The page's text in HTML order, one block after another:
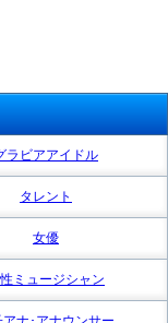
ラビアアイドル
タレント
女優
ミュージシャン